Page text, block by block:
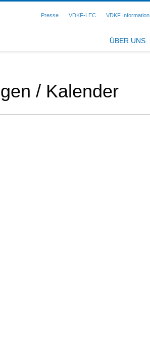
Presse VDKF-LEC VDKF Information
ÜBER UNS
/ Kalender